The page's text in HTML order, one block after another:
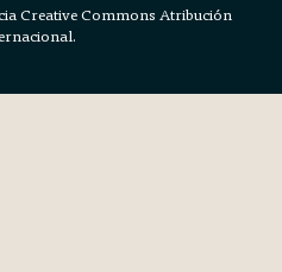
Creative Commons Atribución